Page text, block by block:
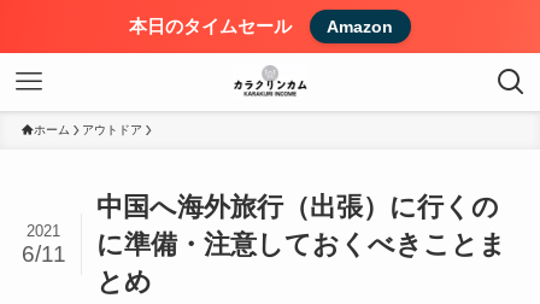
本日のタイムセール Amazon
ホーム アウトドア
中国へ海外旅行（出張）に行くの
に準備・注意しておくべきことま
とめ
2021
6/11